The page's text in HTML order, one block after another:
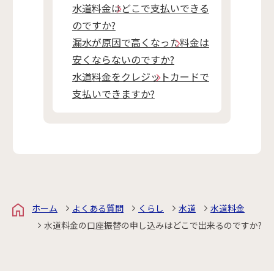
水道料金はどこで支払いできる
のですか?
漏水が原因で高くなった料金は
安くならないのですか?
水道料金をクレジットカードで
支払いできますか?
ホーム よくある質問 くらし 水道
水道料金
水道料金の口座振替の申し込みはどこで出来るのですか?